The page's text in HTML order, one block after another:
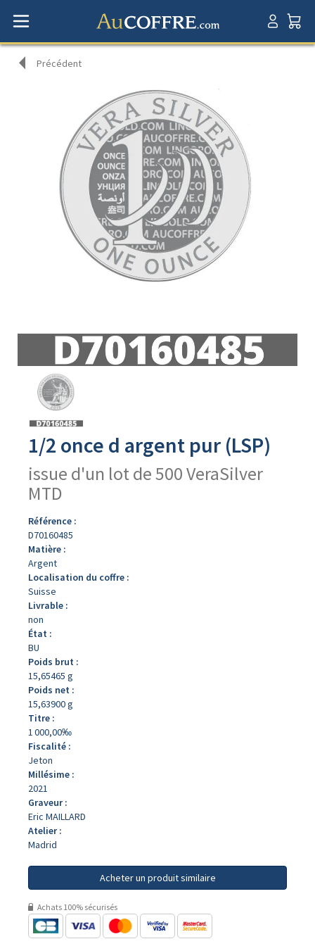
Précédent
produit
1/2 once d argent pur (LSP)
issue d'un lot de 500 VeraSilver
MTD
Référence :
D70160485
Matière :
Argent
Localisation du coffre :
Suisse
Livrable :
non
État :
BU
Poids brut :
15,65465 g
Poids net :
15,63900 g
Titre :
1 000,00‰
Fiscalité :
Jeton
Millésime :
2021
Graveur :
Eric MAILLARD
Atelier :
Madrid
Acheter un produit similaire
Achats 100% sécurisés